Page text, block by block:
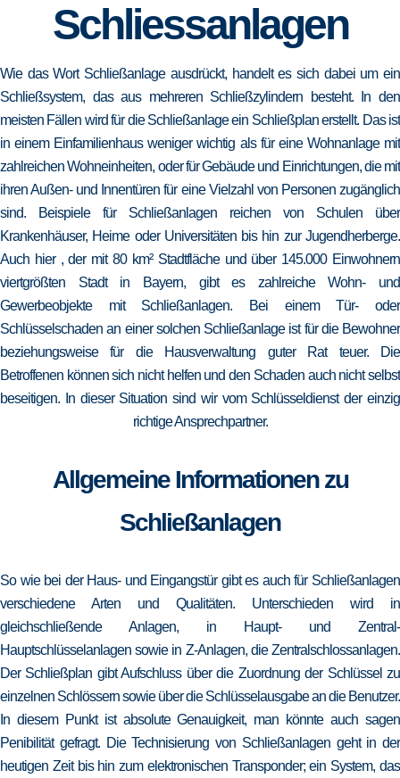
Schliessanlagen
Wie das Wort Schließanlage ausdrückt, handelt es sich dabei um ein
Schließsystem, das aus mehreren Schließzylindern besteht. In den
meisten Fällen wird für die Schließanlage ein Schließplan erstellt. Das ist
in einem Einfamilienhaus weniger wichtig als für eine Wohnanlage mit
zahlreichen Wohneinheiten, oder für Gebäude und Einrichtungen, die mit
ihren Außen- und Innentüren für eine Vielzahl von Personen zugänglich
sind. Beispiele für Schließanlagen reichen von Schulen über
Krankenhäuser, Heime oder Universitäten bis hin zur Jugendherberge.
Auch hier , der mit 80 km² Stadtfläche und über 145.000 Einwohnern
viertgrößten Stadt in Bayern, gibt es zahlreiche Wohn- und
Gewerbeobjekte mit Schließanlagen. Bei einem Tür- oder
Schlüsselschaden an einer solchen Schließanlage ist für die Bewohner
beziehungsweise für die Hausverwaltung guter Rat teuer. Die
Betroffenen können sich nicht helfen und den Schaden auch nicht selbst
beseitigen. In dieser Situation sind wir vom Schlüsseldienst der einzig
richtige Ansprechpartner.
Allgemeine Informationen zu
Schließanlagen
So wie bei der Haus- und Eingangstür gibt es auch für Schließanlagen
verschiedene Arten und Qualitäten. Unterschieden wird in
gleichschließende Anlagen, in Haupt- und Zentral-
Hauptschlüsselanlagen sowie in Z-Anlagen, die Zentralschlossanlagen.
Der Schließplan gibt Aufschluss über die Zuordnung der Schlüssel zu
einzelnen Schlössern sowie über die Schlüsselausgabe an die Benutzer.
In diesem Punkt ist absolute Genauigkeit, man könnte auch sagen
Penibilität gefragt. Die Technisierung von Schließanlagen geht in der
heutigen Zeit bis hin zum elektronischen Transponder; ein System, das